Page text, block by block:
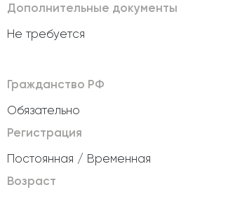
Дополнительные документы
Не требуется
Гражданство РФ
Обязательно
Регистрация
Постоянная / Временная
Возраст